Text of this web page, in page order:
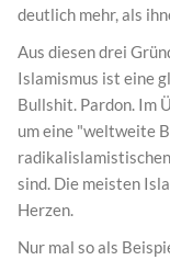
deutlich mehr, als
Aus diesen drei
Islamismus ist eine
Bullshit. Pardon. Im
um eine "weltweite
sind. Die meisten
Herzen.
Nur mal so als